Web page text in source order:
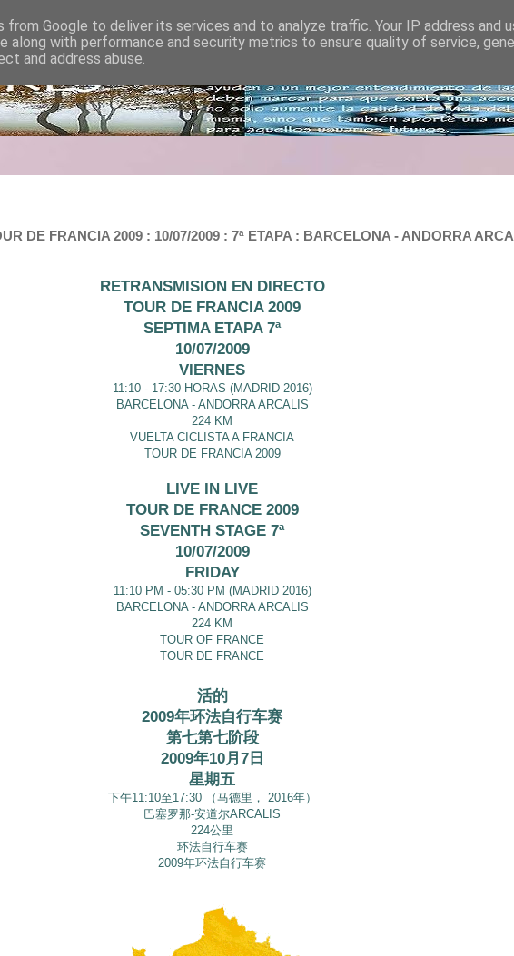
DE FRANCIA 2009 : 10/07/2009 : 7ª ETAPA : BARCELONA - ANDORRA
RETRANSMISION EN DIRECTO
TOUR DE FRANCIA 2009
SEPTIMA ETAPA 7ª
10/07/2009
VIERNES
11:10 - 17:30 HORAS (MADRID 2016)
BARCELONA - ANDORRA ARCALIS
224 KM
VUELTA CICLISTA A FRANCIA
TOUR DE FRANCIA 2009
LIVE IN LIVE
TOUR DE FRANCE 2009
SEVENTH STAGE 7ª
10/07/2009
FRIDAY
11:10 PM - 05:30 PM (MADRID 2016)
BARCELONA - ANDORRA ARCALIS
224 KM
TOUR OF FRANCE
TOUR DE FRANCE
活的
2009年环法自行车赛
第七第七阶段
2009年10月7日
星期五
下午11:10至17:30 （马德里， 2016年）
巴塞罗那-安道尔ARCALIS
224公里
环法自行车赛
2009年环法自行车赛
from Google to deliver its services and to analyze traffic. Your IP address and
along with performance and security metrics to ensure quality of service,
and address abuse.